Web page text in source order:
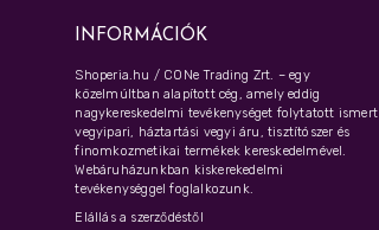
INFORMÁCIÓK
Shoperia.hu / CONe Trading Zrt. – egy
közelmúltban alapított cég, amely eddig
nagykereskedelmi tevékenységet folytatott ismert
vegyipari, háztartási vegyi áru, tisztítószer és
finomkozmetikai termékek kereskedelmével.
Webáruházunkban kiskerekedelmi
tevékenységgel foglalkozunk.
Elállás a szerződéstől